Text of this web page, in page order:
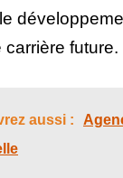
carrière future.
aussi :